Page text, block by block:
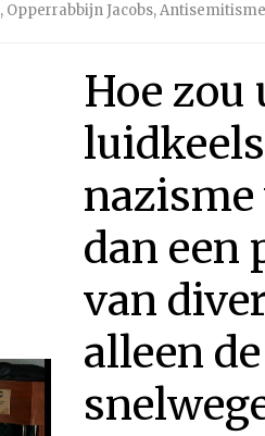
, Opperrabbijn Jacobs,
Hoe zou
dan een
van
alleen